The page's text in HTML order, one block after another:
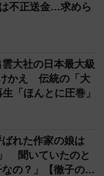
不正送金…求めら
大社の日本最大級
けかえ 伝統の「大
「ほんとに圧巻」
ばれた作家の娘は
聞いていたのと
の？」【徹子の部